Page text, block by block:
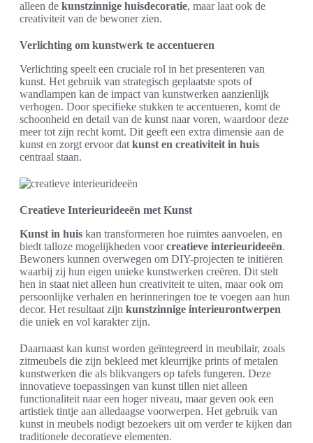
alleen de kunstzinnige huisdecoratie, maar laat ook de
creativiteit van de bewoner zien.
Verlichting om kunstwerk te accentueren
Verlichting speelt een cruciale rol in het presenteren van
kunst. Het gebruik van strategisch geplaatste spots of
wandlampen kan de impact van kunstwerken aanzienlijk
verhogen. Door specifieke stukken te accentueren, komt de
schoonheid en detail van de kunst naar voren, waardoor deze
meer tot zijn recht komt. Dit geeft een extra dimensie aan de
kunst en zorgt ervoor dat kunst en creativiteit in huis
centraal staan.
Creatieve Interieurideeën met Kunst
Kunst in huis kan transformeren hoe ruimtes aanvoelen, en
biedt talloze mogelijkheden voorcreatieve interieurideeën.
Bewoners kunnen overwegen om DIY-projecten te initiëren
waarbij zij hun eigen unieke kunstwerken creëren. Dit stelt
hen in staat niet alleen hun creativiteit te uiten, maar ook om
persoonlijke verhalen en herinneringen toe te voegen aan hun
decor. Het resultaat zijn kunstzinnige interieurontwerpen
die uniek en vol karakter zijn.
Daarnaast kan kunst worden geïntegreerd in meubilair, zoals
zitmeubels die zijn bekleed met kleurrijke prints of metalen
kunstwerken die als blikvangers op tafels fungeren. Deze
innovatieve toepassingen van kunst tillen niet alleen
functionaliteit naar een hoger niveau, maar geven ook een
artistiek tintje aan alledaagse voorwerpen. Het gebruik van
kunst in meubels nodigt bezoekers uit om verder te kijken dan
traditionele decoratieve elementen.